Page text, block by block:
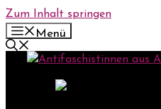
Zum Inhalt springen
Menü